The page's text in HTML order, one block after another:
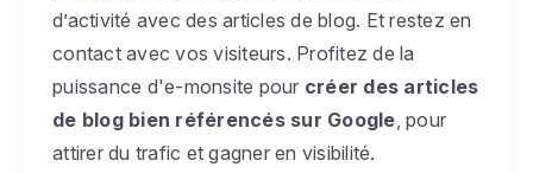
d’activité avec des articles de blog. Et restez en
contact avec vos visiteurs. Profitez de la
puissance d'e-monsite pour créer des articles
de blog bien référencés sur Google , pour
attirer du trafic et gagner en visibilité.